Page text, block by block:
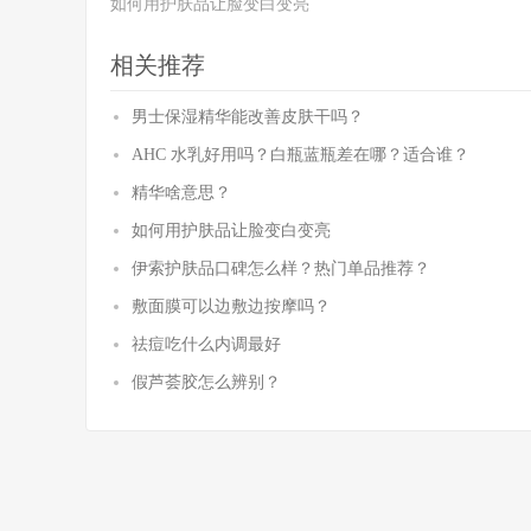
如何用护肤品让脸变白变亮
相关推荐
男士保湿精华能改善皮肤干吗？
AHC 水乳好用吗？白瓶蓝瓶差在哪？适合谁？
精华啥意思？
如何用护肤品让脸变白变亮
伊索护肤品口碑怎么样？热门单品推荐？
敷面膜可以边敷边按摩吗？
祛痘吃什么内调最好
假芦荟胶怎么辨别？